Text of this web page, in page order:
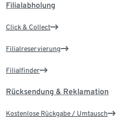
Filialabholung
Click & Collect
Filialreservierung
Filialfinder
Rücksendung & Reklamation
Kostenlose Rückgabe / Umtausch